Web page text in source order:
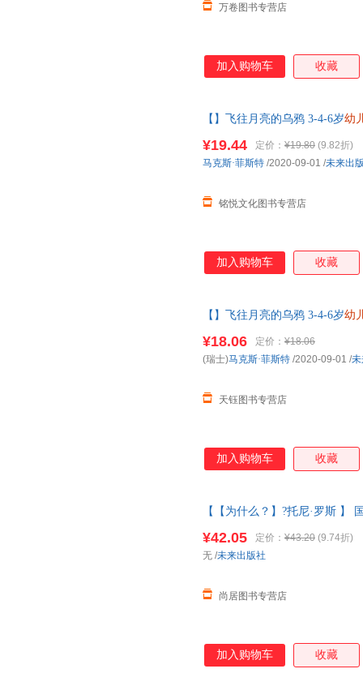
万卷图书专营店
加入购物车 收藏
【】飞往月亮的乌鸦 3-4-6岁幼
¥19.44 定价： ¥19.80 (9.82折)
铭悦文化图书专营店
马克斯·菲斯特 /2020-09-01 /未来出
加入购物车 收藏
【】飞往月亮的乌鸦 3-4-6岁幼
¥18.06 定价： ¥18.06
天钰图书专营店
(瑞士)马克斯·菲斯特 /2020-09-01 /
加入购物车 收藏
【【为什么？】?托尼·罗斯 】
图书 请放心下单，本店所有商
¥42.05 定价： ¥43.20 (9.74折)
尚居图书专营店
无 /未来出版社
加入购物车 收藏